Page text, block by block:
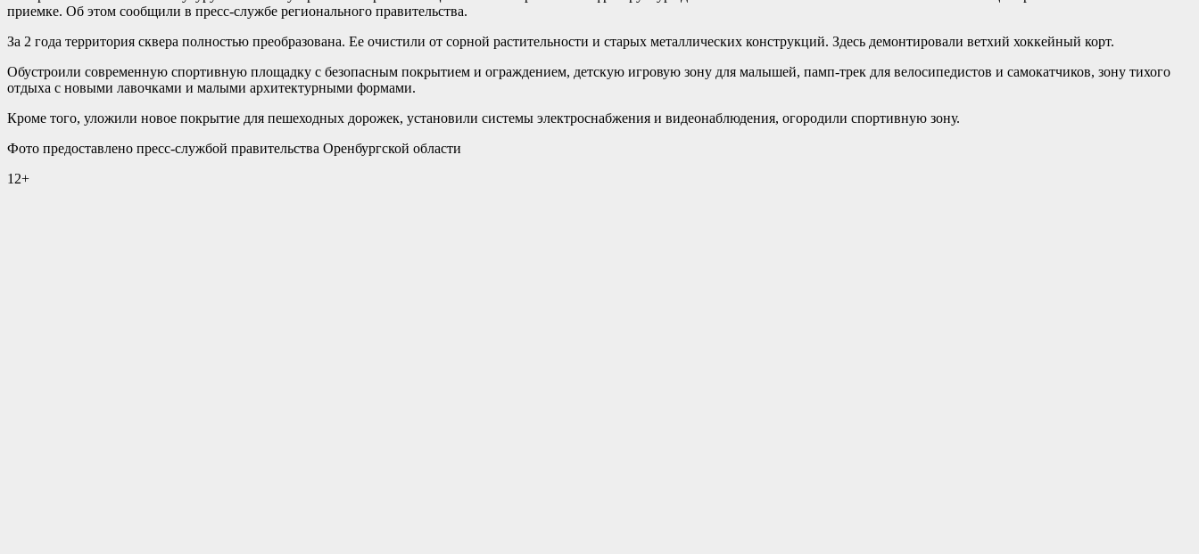
приемке. Об этом сообщили в пресс-службе регионального правительства.
За 2 года территория сквера полностью преобразована. Ее очистили от сорной растительности и старых металлических конструкций. Здесь демонтировали ветхий хоккейный корт.
Обустроили современную спортивную площадку с безопасным покрытием и ограждением, детскую игровую зону для малышей, памп-трек для велосипедистов и самокатчиков, зону тихого
отдыха с новыми лавочками и малыми архитектурными формами.
Кроме того, уложили новое покрытие для пешеходных дорожек, установили системы электроснабжения и видеонаблюдения, огородили спортивную зону.
Фото предоставлено пресс-службой правительства Оренбургской области
12+